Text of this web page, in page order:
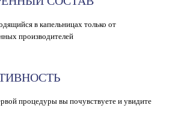
в капельницах только от
производителей
процедуры вы почувствуете и увидите